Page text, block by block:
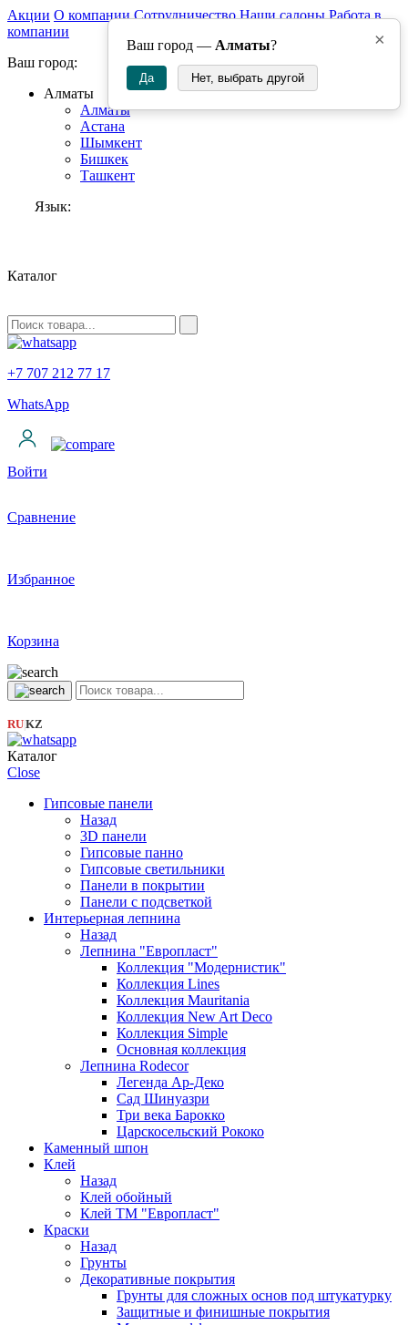
×
Ваш город — Алматы?
Да Нет, выбрать другой
Акции О компании Сотрудничество Наши салоны Работа в
компании
Ваш город:
Алматы
Алматы
Астана
Шымкент
Бишкек
Ташкент
Язык:
Каталог
+7 707 212 77 17
WhatsApp
Войти
Сравнение
Избранное
Корзина
RU|KZ
Каталог
Close
Гипсовые панели
Назад
3D панели
Гипсовые панно
Гипсовые светильники
Панели в покрытии
Панели с подсветкой
Интерьерная лепнина
Назад
Лепнина "Европласт"
Коллекция "Модернистик"
Коллекция Lines
Коллекция Mauritania
Коллекция New Art Deco
Коллекция Simple
Основная коллекция
Лепнина Rodecor
Легенда Ар-Деко
Сад Шинуазри
Три века Барокко
Царскосельский Рококо
Каменный шпон
Клей
Назад
Клей обойный
Клей ТМ "Европласт"
Краски
Назад
Грунты
Декоративные покрытия
Грунты для сложных основ под штукатурку
Защитные и финишные покрытия